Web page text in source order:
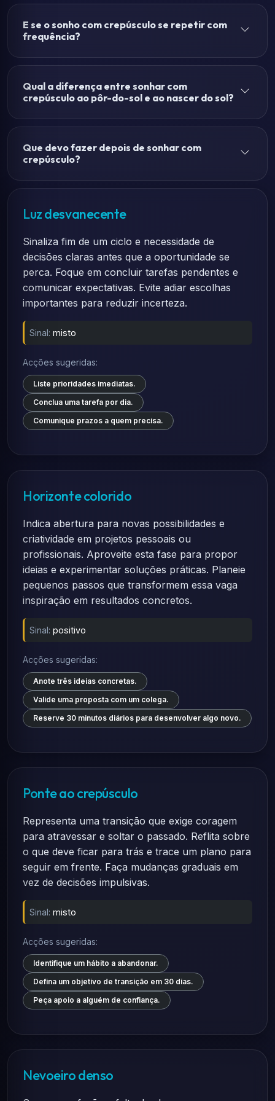
E se o sonho com crepúsculo se repetir com
frequência?
Qual a diferença entre sonhar com
crepúsculo ao pôr-do-sol e ao nascer do sol?
Que devo fazer depois de sonhar com
crepúsculo?
Luz desvanecente
Sinaliza fim de um ciclo e necessidade de
decisões claras antes que a oportunidade se
perca. Foque em concluir tarefas pendentes e
comunicar expectativas. Evite adiar escolhas
importantes para reduzir incerteza.
Sinal: misto
Acções sugeridas:
Liste prioridades imediatas.
Conclua uma tarefa por dia.
Comunique prazos a quem precisa.
Horizonte colorido
Indica abertura para novas possibilidades e
criatividade em projetos pessoais ou
profissionais. Aproveite esta fase para propor
ideias e experimentar soluções práticas. Planeie
pequenos passos que transformem essa vaga
inspiração em resultados concretos.
Sinal: positivo
Acções sugeridas:
Anote três ideias concretas.
Valide uma proposta com um colega.
Reserve 30 minutos diários para desenvolver algo novo.
Ponte ao crepúsculo
Representa uma transição que exige coragem
para atravessar e soltar o passado. Reflita sobre
o que deve ficar para trás e trace um plano para
seguir em frente. Faça mudanças graduais em
vez de decisões impulsivas.
Sinal: misto
Acções sugeridas:
Identifique um hábito a abandonar.
Defina um objetivo de transição em 30 dias.
Peça apoio a alguém de confiança.
Nevoeiro denso